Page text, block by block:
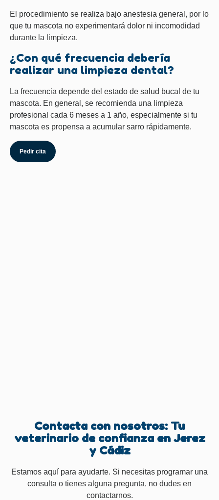
El procedimiento se realiza bajo anestesia general, por lo
que tu mascota no experimentará dolor ni incomodidad
durante la limpieza.
¿Con qué frecuencia debería
realizar una limpieza dental?
La frecuencia depende del estado de salud bucal de tu
mascota. En general, se recomienda una limpieza
profesional cada 6 meses a 1 año, especialmente si tu
mascota es propensa a acumular sarro rápidamente.
Pedir cita
Contacta con nosotros: Tu
veterinario de confianza en Jerez
y Cádiz
Estamos aquí para ayudarte. Si necesitas programar una
consulta o tienes alguna pregunta, no dudes en
contactarnos.